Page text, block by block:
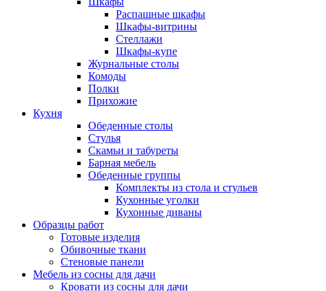
Распашные шкафы
Шкафы-витрины
Стеллажи
Шкафы-купе
Журнальные столы
Комоды
Полки
Прихожие
Кухня
Обеденные столы
Стулья
Скамьи и табуреты
Барная мебель
Обеденные группы
Комплекты из стола и стульев
Кухонные уголки
Кухонные диваны
Образцы работ
Готовые изделия
Обивочные ткани
Стеновые панели
Мебель из сосны для дачи
Кровати из сосны для дачи